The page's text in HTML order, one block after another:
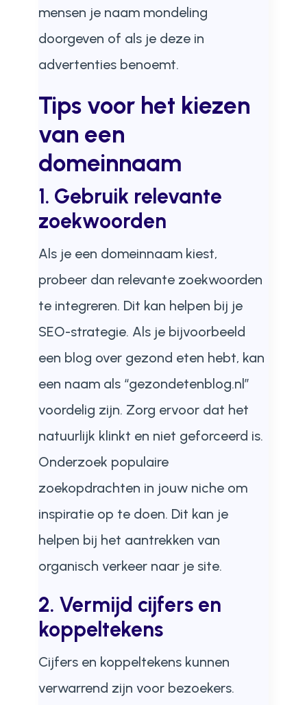
mensen je naam mondeling
doorgeven of als je deze in
advertenties benoemt.
Tips voor het kiezen
van een
domeinnaam
1. Gebruik relevante
zoekwoorden
Als je een domeinnaam kiest,
probeer dan relevante zoekwoorden
te integreren. Dit kan helpen bij je
SEO-strategie. Als je bijvoorbeeld
een blog over gezond eten hebt, kan
een naam als “gezondetenblog.nl”
voordelig zijn. Zorg ervoor dat het
natuurlijk klinkt en niet geforceerd is.
Onderzoek populaire
zoekopdrachten in jouw niche om
inspiratie op te doen. Dit kan je
helpen bij het aantrekken van
organisch verkeer naar je site.
2. Vermijd cijfers en
koppeltekens
Cijfers en koppeltekens kunnen
verwarrend zijn voor bezoekers.